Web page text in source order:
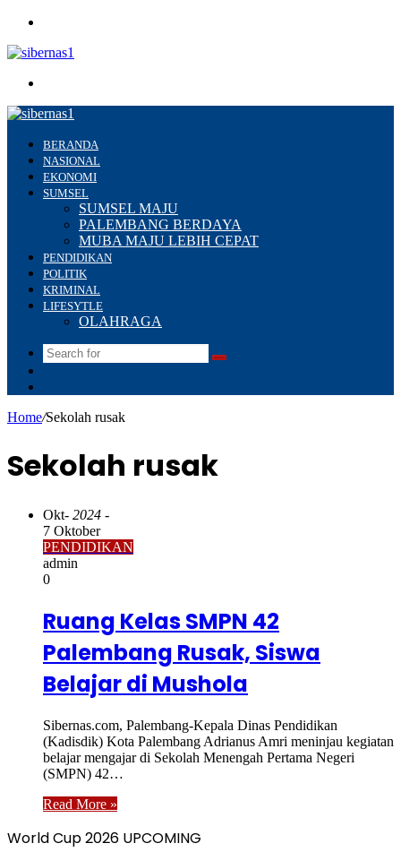
BERANDA
NASIONAL
EKONOMI
SUMSEL
SUMSEL MAJU
PALEMBANG BERDAYA
MUBA MAJU LEBIH CEPAT
PENDIDIKAN
POLITIK
KRIMINAL
LIFESYTLE
OLAHRAGA
Search
Home/Sekolah rusak
Sekolah rusak
Okt- 2024 -
7 Oktober
PENDIDIKAN
admin
0
Ruang Kelas SMPN 42
Palembang Rusak, Siswa
Belajar di Mushola
Sibernas.com, Palembang-Kepala Dinas Pendidikan
(Kadisdik) Kota Palembang Adrianus Amri meninjau kegiatan
belajar mengajar di Sekolah Menengah Pertama Negeri
(SMPN) 42…
Read More »
World Cup 2026 UPCOMING